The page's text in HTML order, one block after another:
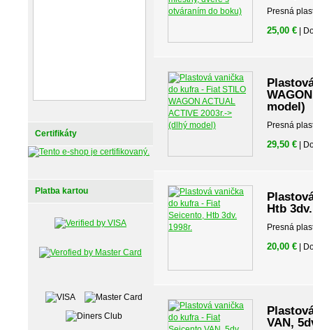
Certifikáty
Platba kartou
Presná
25,00 € |
model)
Presná
29,50 € |
Htb
Presná
20,00 € |
VAN,